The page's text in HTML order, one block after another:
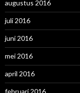
augustus 2016
juli 2016
juni 2016
mei 2016
april 2016